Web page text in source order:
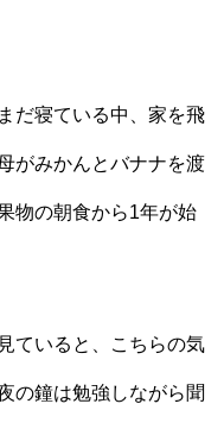
だ寝ている中、家を飛
がみかんとバナナを渡
物の朝食から1年が始
ていると、こちらの気
の鐘は勉強しながら聞